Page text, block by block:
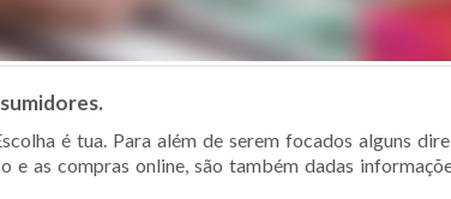
é tua. Para além de serem focados alguns
e as compras online, são também dadas